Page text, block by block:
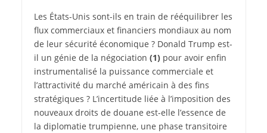
Les États-Unis sont-ils en train de rééquilibrer les
flux commerciaux et financiers mondiaux au nom
de leur sécurité économique ? Donald Trump est-
il un génie de la négociation (1)pour avoir enfin
instrumentalisé la puissance commerciale et
l’attractivité du marché américain à des fins
stratégiques ? L’incertitude liée à l’imposition des
nouveaux droits de douane est-elle l’essence de
la diplomatie trumpienne, une phase transitoire